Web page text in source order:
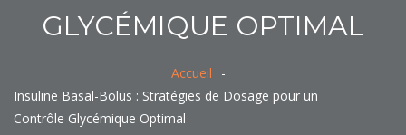
GLYCÉMIQUE OPTIMAL
Accueil
Insuline Basal-Bolus : Stratégies de Dosage pour un
Contrôle Glycémique Optimal